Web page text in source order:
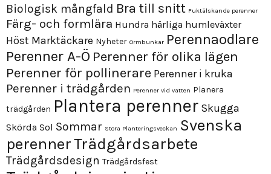
Biologisk mångfald Bra till snitt Fuktälskande perenner
Färg- och formlära Hundra härliga humleväxter
Höst Marktäckare Nyheter Ormbunkar Perennaodlare
Perenner A-Ö Perenner för olika lägen
Perenner för pollinerare Perenner i kruka
Perenner i trädgården Perenner vid vatten Planera
trädgården Plantera perenner Skugga
Skörda Sol Sommar Stora Planteringsveckan Svenska
perennerTrädgårdsarbete
Trädgårdsdesign Trädgårdsfest